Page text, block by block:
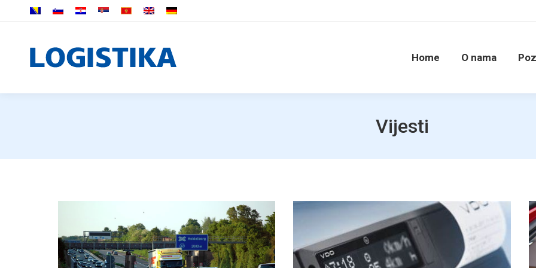
Home O nama
Vijesti